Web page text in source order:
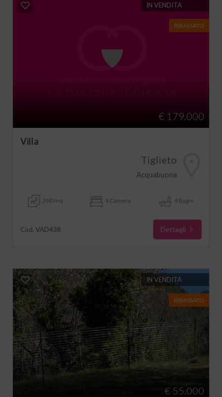
IN VENDITA
RIBASSATO
€ 179.000
Villa
Tiglieto
Acquabuona
200 mq 4 Camere 4 Bagni
Cod. VAD438 Dettagli
IN VENDITA
RIBASSATO
€ 55.000